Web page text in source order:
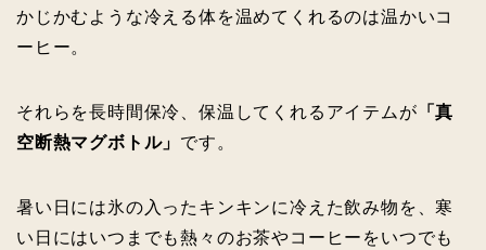
かじかむような冷える体を温めてくれるのは温かいコ
ーヒー。
それらを長時間保冷、保温してくれるアイテムが 「真
空断熱マグボトル」 です。
暑い日には氷の入ったキンキンに冷えた飲み物を、寒
い日にはいつまでも熱々のお茶やコーヒーをいつでも